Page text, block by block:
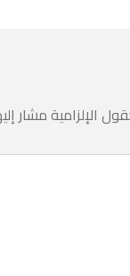
الإلزامية مشار